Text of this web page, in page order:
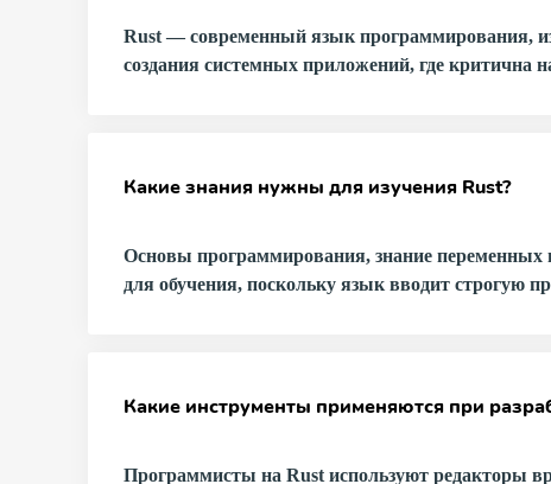
Rust — современный язык программирования,
создания системных приложений, где критична
Какие знания нужны для изучения Rust?
Основы программирования, знание переменных
для обучения, поскольку язык вводит строгую
Какие инструменты применяются при
Программисты на Rust используют редакторы